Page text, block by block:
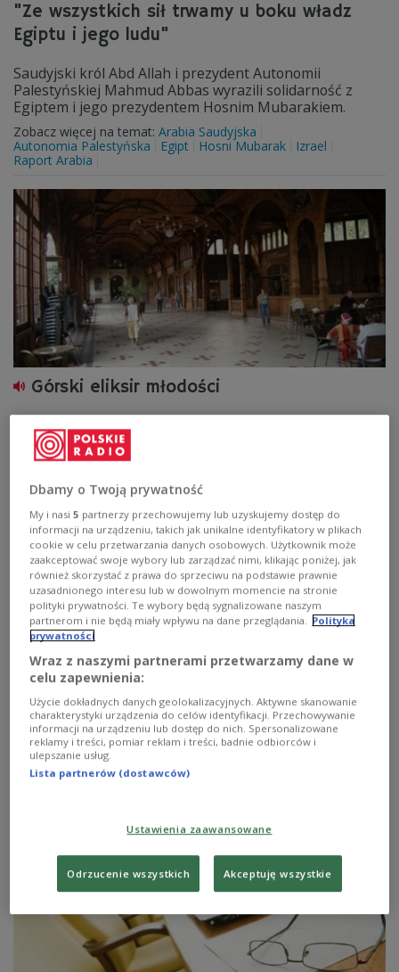
"Ze wszystkich sił trwamy u boku władz
Egiptu i jego ludu"
Saudyjski król Abd Allah i prezydent Autonomii
Palestyńskiej Mahmud Abbas wyrazili solidarność z
Egiptem i jego prezydentem Hosnim Mubarakiem.
Zobacz więcej na temat: Arabia Saudyjska
Autonomia Palestyńska
Egipt Hosni Mubarak
Izrael
Raport Arabia
Górski eliksir młodości
Zawiera niemal całą tablicę Mendelejewa. Bogata w
magnez, żelazo, fluor, wapń. Wbrew pozorom to nie
czekolada, a woda. Górska woda.
Zobacz więcej na temat:Sygnały z Polski
augustowo
kawior boks zdrowie
16 listopada - Wtorek w Czterech Porach
Roku
Dla urody...
Dbamy o Twoją prywatność
My i nasi5 partnerzy przechowujemy lub uzyskujemy dostęp do
informacji na urządzeniu, takich jak unikalne identyfikatory w plikach
cookie w celu przetwarzania danych osobowych. Użytkownik może
zaakceptować swoje wybory lub zarządzać nimi, klikając poniżej, jak
również skorzystać z prawa do sprzeciwu na podstawie prawnie
uzasadnionego interesu lub w dowolnym momencie na stronie
polityki prywatności. Te wybory będą sygnalizowane naszym
partnerom i nie będą miały wpływu na dane przeglądania.
Polityka
prywatności
Wraz z naszymi partnerami przetwarzamy dane w
celu zapewnienia:
Użycie dokładnych danych geolokalizacyjnych. Aktywne skanowanie
charakterystyki urządzenia do celów identyfikacji. Przechowywanie
informacji na urządzeniu lub dostęp do nich. Spersonalizowane
reklamy i treści, pomiar reklam i treści, badnie odbiorców i
ulepszanie usług.
Lista partnerów (dostawców)
Ustawienia zaawansowane
Odrzucenie wszystkich Akceptuję wszystkie